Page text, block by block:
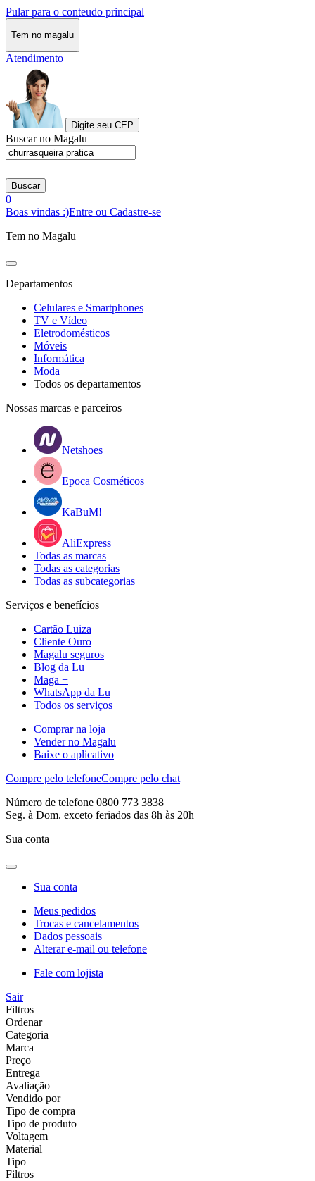
Pular para o conteudo principal
Tem no magalu
Atendimento
Digite seu CEP
Buscar no Magalu
Buscar
0
Boas vindas :)Entre ou Cadastre-se
Tem no Magalu
Departamentos
Celulares e Smartphones
TV e Vídeo
Eletrodomésticos
Móveis
Informática
Moda
Todos os departamentos
Nossas marcas e parceiros
Netshoes
Epoca Cosméticos
KaBuM!
AliExpress
Todas as marcas
Todas as categorias
Todas as subcategorias
Serviços e benefícios
Cartão Luiza
Cliente Ouro
Magalu seguros
Blog da Lu
Maga +
WhatsApp da Lu
Todos os serviços
Comprar na loja
Vender no Magalu
Baixe o aplicativo
Compre pelo telefoneCompre pelo chat
Número de telefone 0800 773 3838
Seg. à Dom. exceto feriados das 8h às 20h
Sua conta
Sua conta
Meus pedidos
Trocas e cancelamentos
Dados pessoais
Alterar e-mail ou telefone
Fale com lojista
Sair
Filtros
Ordenar
Categoria
Marca
Preço
Entrega
Avaliação
Vendido por
Tipo de compra
Tipo de produto
Voltagem
Material
Tipo
Filtros